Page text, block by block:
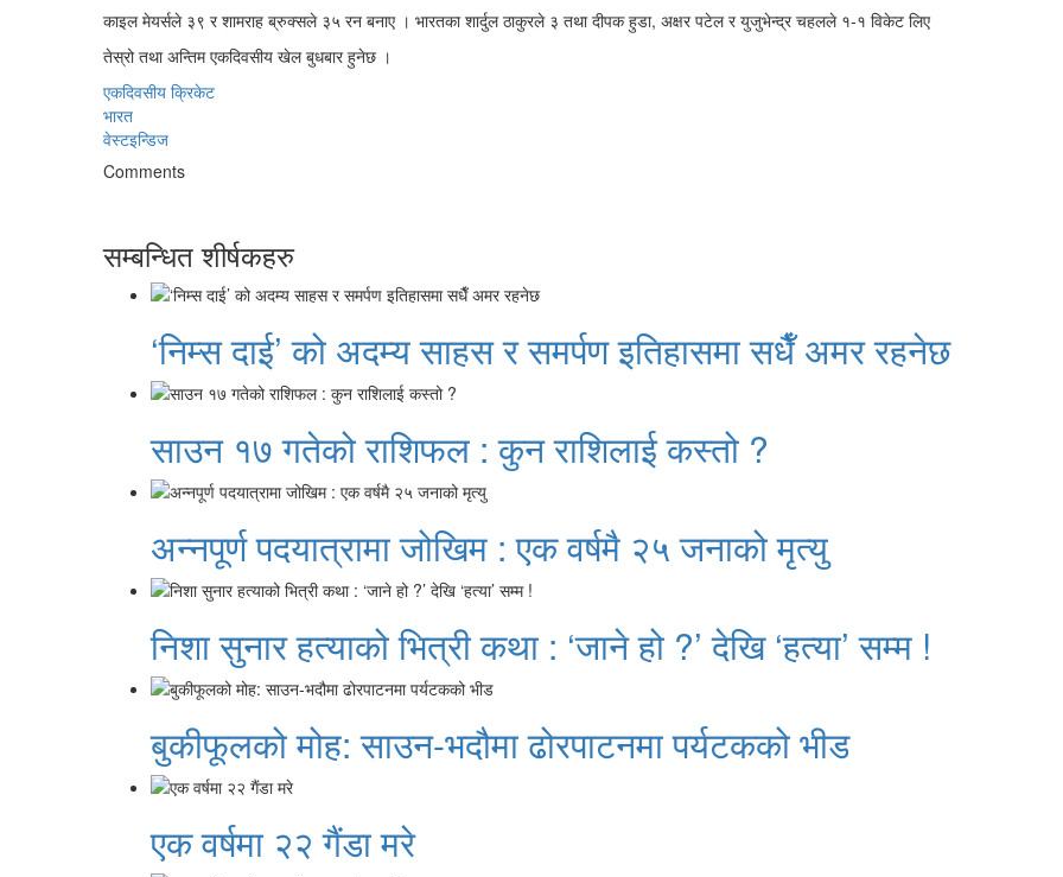
काइल मेयर्सले ३९ र शामराह ब्रुक्सले ३५ रन बनाए । भारतका शार्दुल ठाकुरले ३ तथा दीपक हुडा, अक्षर पटेल र युजुभेन्द्र चहलले १-१ विकेट लिए
तेस्रो तथा अन्तिम एकदिवसीय खेल बुधबार हुनेछ ।
एकदिवसीय क्रिकेट
भारत
वेस्टइन्डिज
Comments
सम्बन्धित शीर्षकहरु
‘निम्स दाई’ को अदम्य साहस र समर्पण इतिहासमा सधैँ अमर रहनेछ
साउन १७ गतेको राशिफल : कुन राशिलाई कस्तो ?
अन्नपूर्ण पदयात्रामा जोखिम : एक वर्षमै २५ जनाको मृत्यु
निशा सुनार हत्याको भित्री कथा : ‘जाने हो ?’ देखि ‘हत्या’ सम्म !
बुकीफूलको मोह: साउन-भदौमा ढोरपाटनमा पर्यटकको भीड
एक वर्षमा २२ गैंडा मरे